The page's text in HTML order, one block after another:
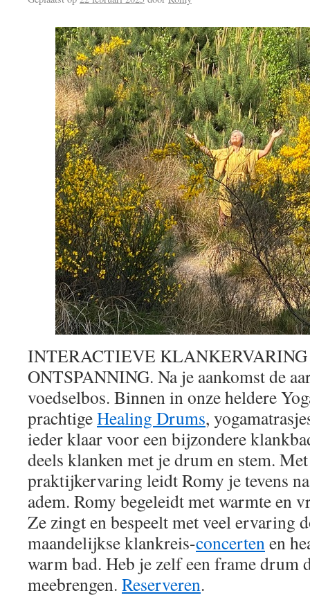
INTERACTIEVE
ONTSPANNING. Na je aankomst de
voedselbos. Binnenin onze heldere
prachtigeHealing Drums,
ieder klaar voor eenbijzondere
deels klanken met je drum en stem.
praktijkervaring leidt Romy je tevens
adem. Romy begeleidt met warmte en
Ze zingt en bespeelt met veel ervaring
maandelijkse klankreis-concertenen
warm bad. Heb je zelf een frame drum
meebrengen. Reserveren.